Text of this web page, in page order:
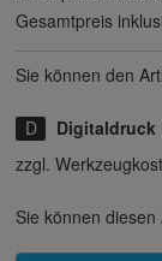
Gesamtpreis
Sie können den
Digitaldruck
zzgl.
Sie können